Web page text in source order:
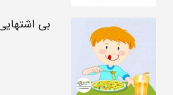
بی